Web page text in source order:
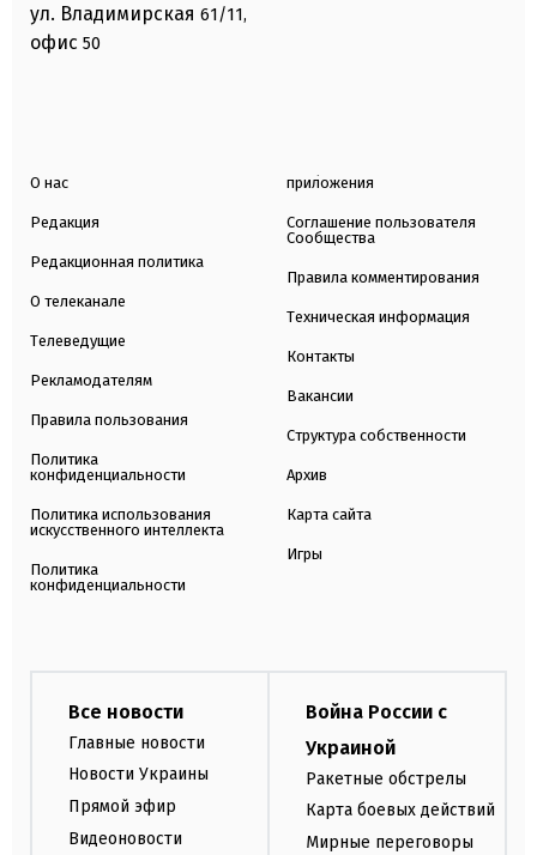
ул. Владимирская 61/11,
офис 50
О нас
Редакция
Редакционная политика
О телеканале
Телеведущие
Рекламодателям
Правила пользования
Политика
конфиденциальности
Политика использования
искусственного интеллекта
Политика
конфиденциальности
приложения
Соглашение пользователя
Сообщества
Правила комментирования
Техническая информация
Контакты
Вакансии
Структура собственности
Архив
Карта сайта
Игры
Все новости
Главные новости
Новости Украины
Прямой эфир
Видеоновости
Война России с
Украиной
Ракетные обстрелы
Карта боевых действий
Мирные переговоры